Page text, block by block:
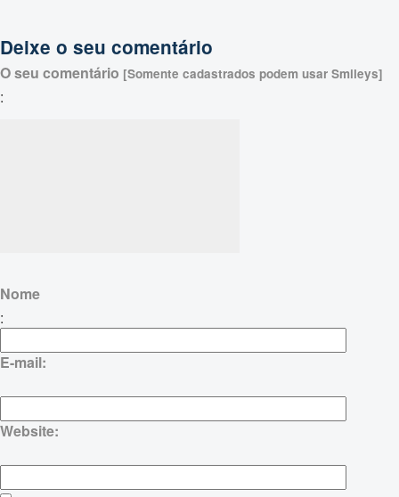
Deixe o seu comentário
O seu comentário [Somente cadastrados podem usar Smileys]
:
Nome
:
E-mail:
Website: